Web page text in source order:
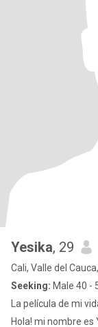
Yesika, 29
Cali, Valle del
Seeking: Male 40 -
La película de mi
Hola! mi nombre es